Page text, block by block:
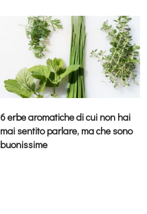
6 erbe aromatiche di cui non hai
mai sentito parlare, ma che sono
buonissime